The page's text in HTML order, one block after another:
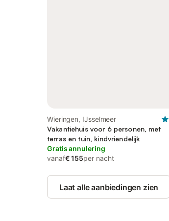
Wieringen, IJsselmeer
Vakantiehuis voor 6 personen, met
terras en tuin, kindvriendelijk
Gratis annulering
vanaf€ 155per nacht
Laat alle aanbiedingen zien